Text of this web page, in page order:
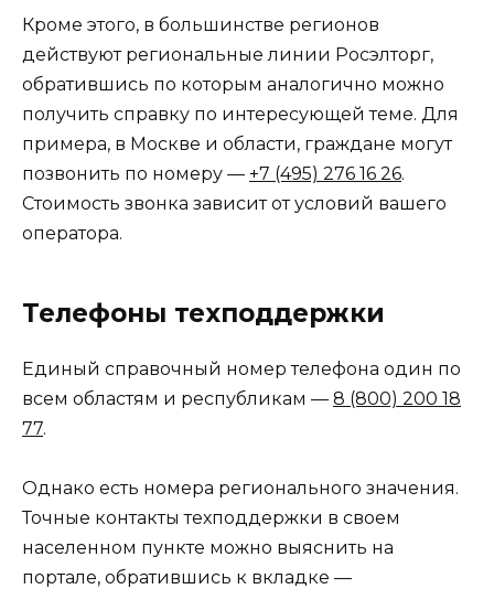
Кроме этого, в большинстве регионов
действуют региональные линии Росэлторг,
обратившись по которым аналогично можно
получить справку по интересующей теме. Для
примера, в Москве и области, граждане могут
позвонить по номеру — +7 (495) 276 16 26.
Стоимость звонка зависит от условий вашего
оператора.
Телефоны техподдержки
Единый справочный номер телефона один по
всем областям и республикам — 8 (800) 200 18
77.
Однако есть номера регионального значения.
Точные контакты техподдержки в своем
населенном пункте можно выяснить на
портале, обратившись к вкладке —